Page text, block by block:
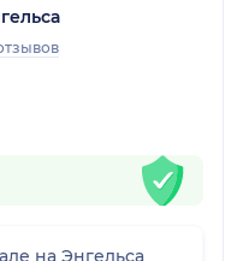
на Энгельса